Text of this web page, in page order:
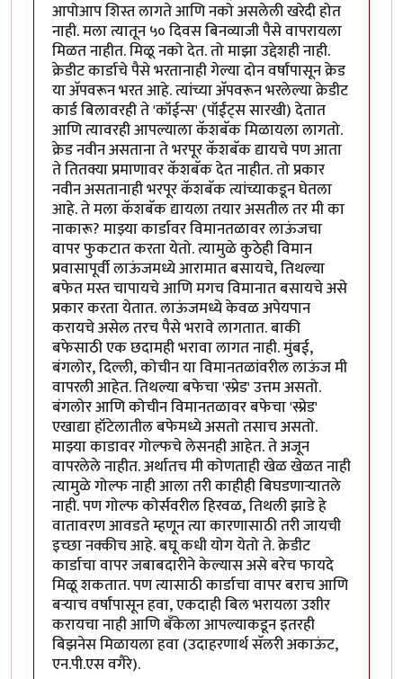
आपोआप शिस्त लागते आणि नको असलेली खरेदी होत
नाही. मला त्यातून ५० दिवस बिनव्याजी पैसे वापरायला
मिळत नाहीत. मिळू नको देत. तो माझा उद्देशही नाही.
क्रेडीट कार्डाचे पैसे भरतानाही गेल्या दोन वर्षांपासून क्रेड
या अ‍ॅपवरून भरत आहे. त्यांच्या अ‍ॅपवरून भरलेल्या क्रेडीट
कार्ड बिलावरही ते 'कॉईन्स' (पॉईंट्स सारखी) देतात
आणि त्यावरही आपल्याला कॅशबॅक मिळायला लागतो.
क्रेड नवीन असताना ते भरपूर कॅशबॅक द्यायचे पण आता
ते तितक्या प्रमाणावर कॅशबॅक देत नाहीत. तो प्रकार
नवीन असतानाही भरपूर कॅशबॅक त्यांच्याकडून घेतला
आहे. ते मला कॅशबॅक द्यायला तयार असतील तर मी का
नाकारू? माझ्या कार्डावर विमानतळावर लाऊंजचा
वापर फुकटात करता येतो. त्यामुळे कुठेही विमान
प्रवासापूर्वी लाऊंजमध्ये आरामात बसायचे, तिथल्या
बफेत मस्त चापायचे आणि मगच विमानात बसायचे असे
प्रकार करता येतात. लाऊंजमध्ये केवळ अपेयपान
करायचे असेल तरच पैसे भरावे लागतात. बाकी
बफेसाठी एक छदामही भरावा लागत नाही. मुंबई,
बंगलोर, दिल्ली, कोचीन या विमानतळांवरील लाऊंज मी
वापरली आहेत. तिथल्या बफेचा 'स्प्रेड' उत्तम असतो.
बंगलोर आणि कोचीन विमानतळावर बफेचा 'स्प्रेड'
एखाद्या हॉटेलातील बफेमध्ये असतो तसाच असतो.
माझ्या काडावर गोल्फचे लेसनही आहेत. ते अजून
वापरलेले नाहीत. अर्थातच मी कोणताही खेळ खेळत नाही
त्यामुळे गोल्फ नाही आला तरी काहीही बिघडणार्‍यातले
नाही. पण गोल्फ कोर्सवरील हिरवळ, तिथली झाडे हे
वातावरण आवडते म्हणून त्या कारणासाठी तरी जायची
इच्छा नक्कीच आहे. बघू कधी योग येतो ते. क्रेडीट
कार्डाचा वापर जबाबदारीने केल्यास असे बरेच फायदे
मिळू शकतात. पण त्यासाठी कार्डाचा वापर बराच आणि
बर्‍याच वर्षांपासून हवा, एकदाही बिल भरायला उशीर
करायचा नाही आणि बँकेला आपल्याकडून इतरही
बिझनेस मिळायला हवा (उदाहरणार्थ सॅलरी अकाऊंट,
एन.पी.एस वगैरे).